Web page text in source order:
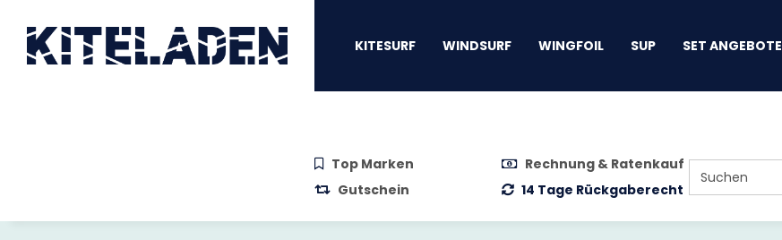
KITESURF WINDSURF WINGFOIL SUP SET ANGEBOTE
Top Marken
Rechnung & Ratenkauf
Gutschein
14 Tage Rückgaberecht